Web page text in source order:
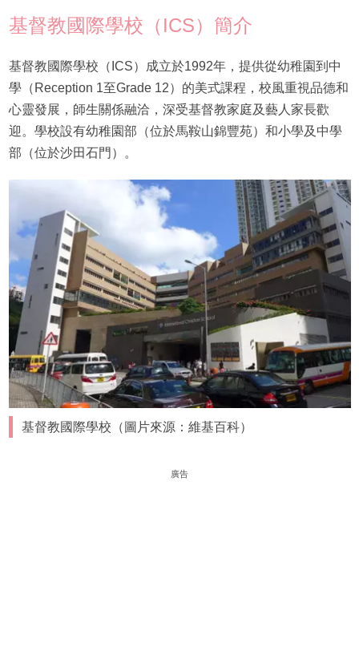
基督教國際學校（ICS）簡介
基督教國際學校（ICS）成立於1992年，提供從幼稚園到中
學（Reception 1至Grade 12）的美式課程，校風重視品德和
心靈發展，師生關係融洽，深受基督教家庭及藝人家長歡
迎。學校設有幼稚園部（位於馬鞍山錦豐苑）和小學及中學
部（位於沙田石門）。
基督教國際學校（圖片來源：維基百科）
廣告